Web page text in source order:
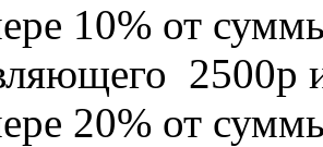
10% от
2500р
20% от